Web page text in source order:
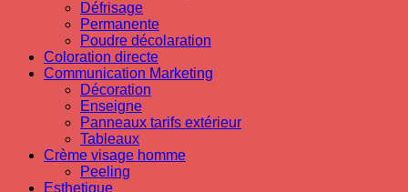
Défrisage
Permanente
Poudre décolaration
Coloration directe
Communication Marketing
Décoration
Enseigne
Panneaux tarifs extérieur
Tableaux
Crème visage homme
Peeling
Esthetique